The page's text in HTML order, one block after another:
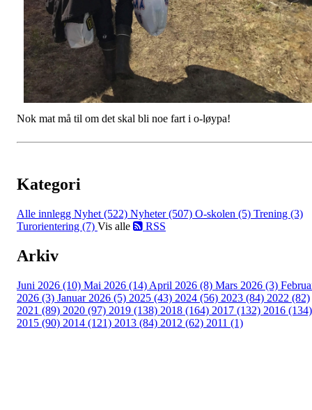
Nok mat må til om det skal bli noe fart i o-løypa!
Kategori
Alle innlegg Nyhet (522) Nyheter (507) O-skolen (5) Trening (3)
Turorientering (7) Vis alle RSS
Arkiv
Juni 2026 (10) Mai 2026 (14) April 2026 (8) Mars 2026 (3)
2026 (3) Januar 2026 (5) 2025 (43) 2024 (56) 2023 (84) 2022 (82)
2021 (89) 2020 (97) 2019 (138) 2018 (164) 2017 (132) 2016 (134)
2015 (90) 2014 (121) 2013 (84) 2012 (62) 2011 (1)